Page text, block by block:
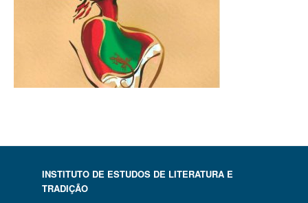
INSTITUTO DE ESTUDOS DE LITERATURA E
TRADIÇÃO